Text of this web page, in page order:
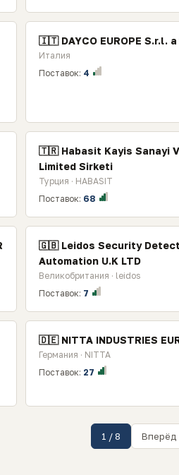
🇮🇹 DAYCO EUROPE S.r.l.
Италия
Поставок: 4
🇹🇷 Habasit Kayis Sanayi
Limited Sirketi
Турция · HABASIT
Поставок: 68
🇬🇧 Leidos Security
Automation U.K LTD
Великобритания · leidos
Поставок: 7
🇩🇪 NITTA INDUSTRIES
Германия · NITTA
Поставок: 27
1 / 8 Вперёд